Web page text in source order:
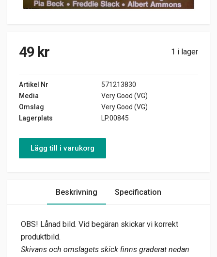
49 kr 1 i lager
Artikel Nr
571213830
Media
Very Good (VG)
Omslag
Very Good (VG)
Lagerplats
LP.00845
Lägg till i varukorg
Beskrivning Specification
OBS! Lånad bild. Vid begäran skickar vi korrekt
produktbild.
Skivans och omslagets skick finns graderat nedan